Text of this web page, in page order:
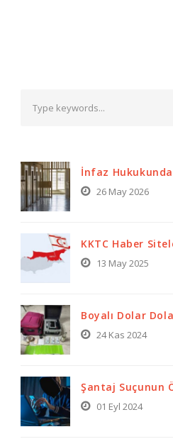
İnfaz
26 May 2026
KKTC Haber
13 May 2025
Boyalı Dolar
24 Kas 2024
Şantaj Suçunun
01 Eyl 2024